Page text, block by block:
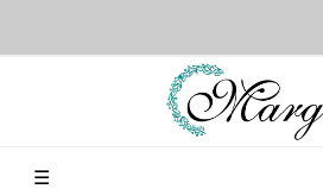
Toggle
☰